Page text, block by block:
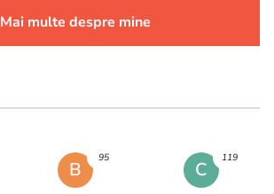
Mai multe despre mine
B
95
C
119